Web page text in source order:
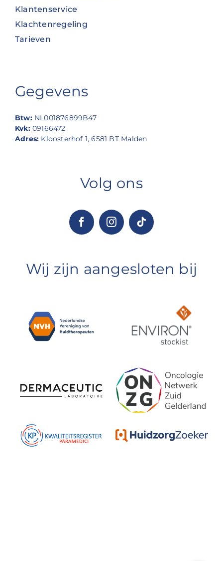
Klantenservice
Klachtenregeling
Tarieven
Gegevens
Btw: NL001876899B47
Kvk:09166472
Adres: Kloosterhof 1, 6581 BT Malden
Volg ons
Wij zijn aangesloten bij